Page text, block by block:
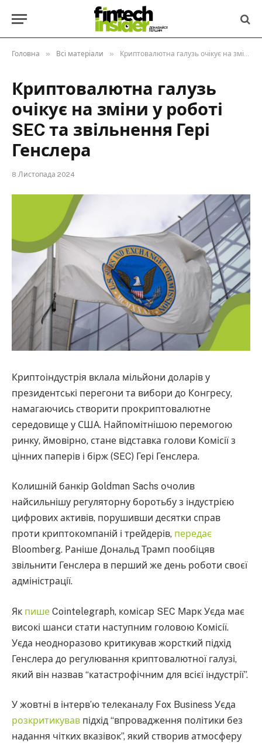
Головна » Всі матеріали » Криптовалютна галузь очікує на зміни у роботі SEC та звільнення Гері Генслера
Криптовалютна галузь
очікує на зміни у роботі
SEC та звільнення Гері
Генслера
8 Листопада 2024
Криптоіндустрія вклала мільйони доларів у
президентські перегони та вибори до Конгресу,
намагаючись створити прокриптовалютне
середовище у США. Найпомітнішою перемогою
ринку, ймовірно, стане відставка голови Комісії з
цінних паперів і бірж (SEC) Гері Генслера.
Колишній банкір Goldman Sachs очолив
найсильнішу регуляторну боротьбу з індустрією
цифрових активів, порушивши десятки справ
проти криптокомпаній і трейдерів, передає
Bloomberg. Раніше Дональд Трамп пообіцяв
звільнити Генслера в перший же день роботи своєї
адміністрації.
Як пише Cointelegraph, комісар SEC Марк Уєда має
високі шанси стати наступним головою Комісії.
Уєда неодноразово критикував жорсткий підхід
Генслера до регулювання криптовалютної галузі,
який він назвав “катастрофічним для всієї індустрії”.
У жовтні в інтерв’ю телеканалу Fox Business Уєда
розкритикував підхід “впровадження політики без
надання чітких вказівок”, який створив атмосферу